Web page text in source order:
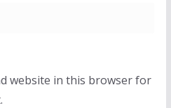
website in this browser for